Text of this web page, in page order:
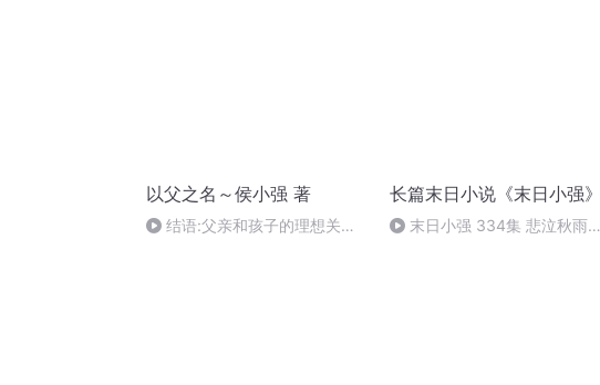
以父之名～侯小强 著
结语:父亲和孩子的理想关系
长篇末日小说《末日小强》
末日小强 334集 悲泣秋雨伤